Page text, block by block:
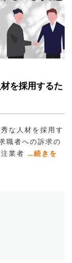
を採用するた
な人材を採用す
職者への訴求の
業者 …続きを